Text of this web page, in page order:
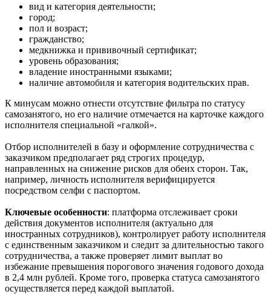
вид и категория деятельности;
город;
пол и возраст;
гражданство;
медкнижка и прививочный сертификат;
уровень образования;
владение иностранными языками;
наличие автомобиля и категория водительских прав.
К минусам можно отнести отсутствие фильтра по статусу
самозанятого, но его наличие отмечается на карточке каждого
исполнителя специальной «галкой».
Отбор исполнителей в базу и оформление сотрудничества с
заказчиком предполагает ряд строгих процедур,
направленных на снижение рисков для обеих сторон. Так,
например, личность исполнителя верифицируется
посредством селфи с паспортом.
Ключевые особенности: платформа отслеживает сроки
действия документов исполнителя (актуально для
иностранных сотрудников), контролирует работу исполнителя
с единственным заказчиком и следит за длительностью такого
сотрудничества, а также проверяет лимит выплат во
избежание превышения порогового значения годового дохода
в 2,4 млн рублей. Кроме того, проверка статуса самозанятого
осуществляется перед каждой выплатой.